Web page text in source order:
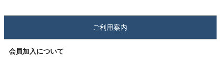
ご利用案内
会員加入について